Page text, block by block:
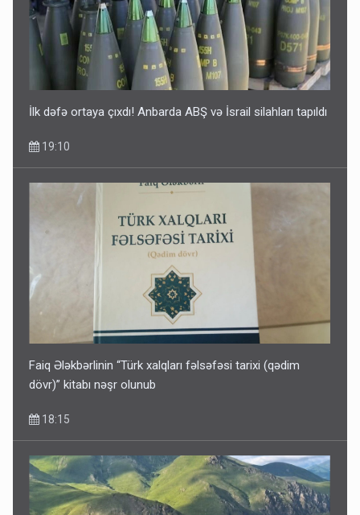
Media və Yayım Şurasına əlavə hüquq və vəzifələr verilib
13:24
Kartdan karta istədiyiniz qədər köçürmə edə bilərsiniz -
VİDEO
İlk dəfə ortaya çıxdı! Anbarda ABŞ və İsrail silahları tapıldı
19:10
Faiq Ələkbərlinin “Türk xalqları fəlsəfəsi tarixi (qədim
dövr)” kitabı nəşr olunub
18:15